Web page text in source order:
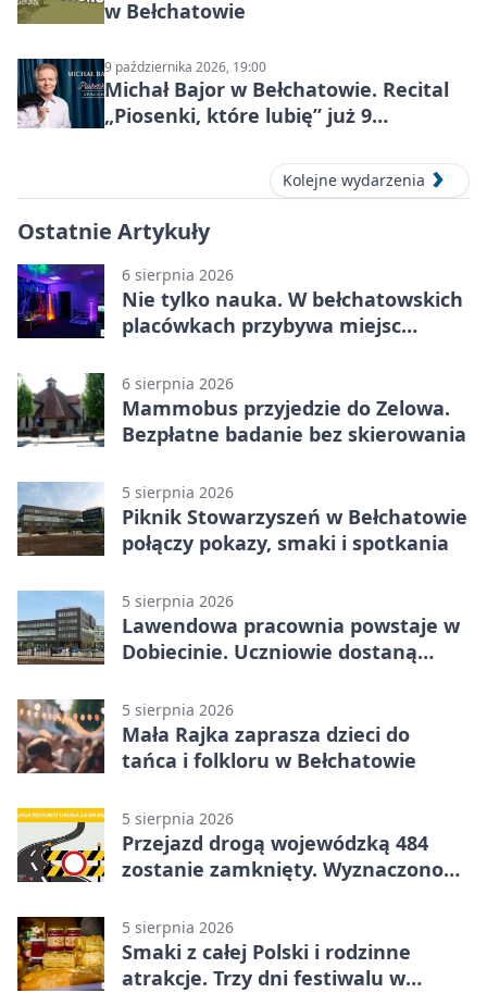
w Bełchatowie
9 października 2026, 19:00
Michał Bajor w Bełchatowie. Recital
„Piosenki, które lubię” już 9
Kolejne wydarzenia
Ostatnie Artykuły
6 sierpnia 2026
Nie tylko nauka. W bełchatowskich
placówkach przybywa miejsc
6 sierpnia 2026
Mammobus przyjedzie do Zelowa.
Bezpłatne badanie bez skierowania
5 sierpnia 2026
Piknik Stowarzyszeń w Bełchatowie
połączy pokazy, smaki i spotkania
5 sierpnia 2026
Lawendowa pracownia powstaje w
Dobiecinie. Uczniowie dostaną
5 sierpnia 2026
Mała Rajka zaprasza dzieci do
tańca i folkloru w Bełchatowie
5 sierpnia 2026
Przejazd drogą wojewódzką 484
zostanie zamknięty. Wyznaczono
5 sierpnia 2026
Smaki z całej Polski i rodzinne
atrakcje. Trzy dni festiwalu w